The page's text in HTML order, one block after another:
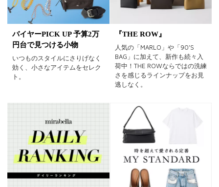
バイヤーPICK UP 予算2万
円台で見つける小物
いつものスタイルにさりげなく
効く、小さなアイテムをセレク
ト。
『THE ROW』
人気の「MARLO」や「90'S
BAG」に加えて、新作も続々入
荷中！THE ROWならではの洗練
さを感じるラインナップをお見
逃しなく。